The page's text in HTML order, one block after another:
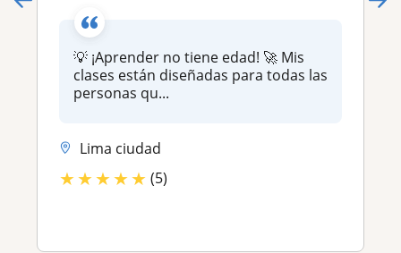
💡 ¡Aprender no tiene edad! 🚀 Mis
clases están diseñadas para todas las
personas qu...
Lima ciudad
★★★★★ (5)